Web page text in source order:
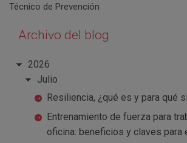
Técnico de Prevención
Archivo del blog
2026
Julio
Resiliencia, ¿qué es y para qué
Entrenamiento de fuerza para
oficina: beneficios y claves para